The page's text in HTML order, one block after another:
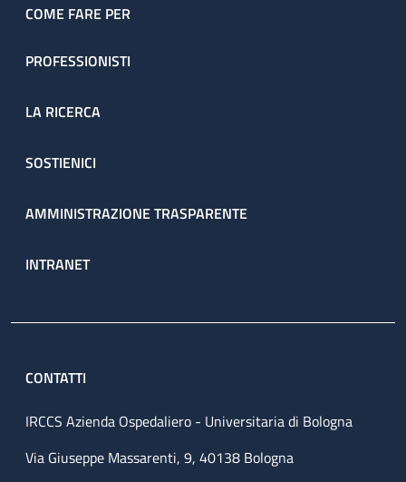
COME FARE PER
PROFESSIONISTI
LA RICERCA
SOSTIENICI
AMMINISTRAZIONE TRASPARENTE
INTRANET
CONTATTI
IRCCS Azienda Ospedaliero - Universitaria di Bologna
Via Giuseppe Massarenti, 9, 40138 Bologna